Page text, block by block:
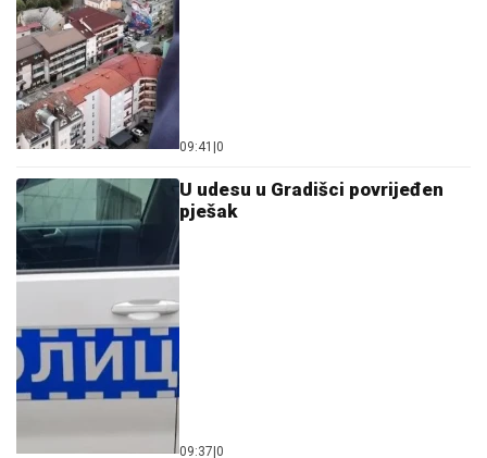
09:41 0
U udesu u Gradišci povrijeđen
pješak
09:37 0